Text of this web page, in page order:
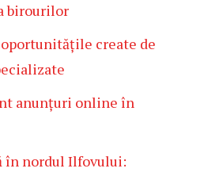
birourilor
create de
anunțuri online în
în nordul Ilfovului: